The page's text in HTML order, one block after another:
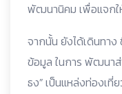
พัฒนานิคม เพื่อแจกใ
จากนั้น ยังได้เดินทาง
ข้อมูล ในการ พัฒนาส่
ธง” เป็นแหล่งท่องเ